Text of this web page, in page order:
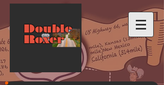
Double
Roxer